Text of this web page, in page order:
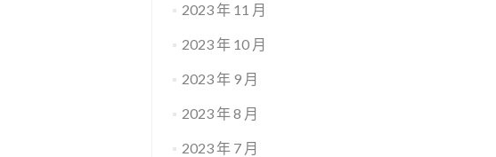
2023 年 11 月
2023 年 10 月
2023 年 9 月
2023 年 8 月
2023 年 7 月